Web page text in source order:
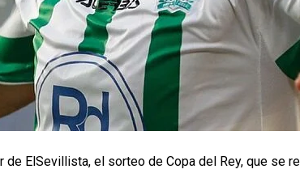
ElSevillista, el sorteo de Copa del Rey, que se